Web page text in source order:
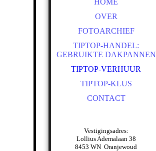
HOME
OVER
FOTOARCHIEF
TIPTOP-HANDEL:
GEBRUIKTE DAKPANNEN
TIPTOP-VERHUUR
TIPTOP-KLUS
CONTACT
Vestigingsadres:
Lollius Ademalaan 38
8453 WN Oranjewoud